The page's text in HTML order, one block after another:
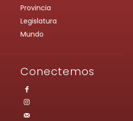
Provincia
Legislatura
Mundo
Conectemos